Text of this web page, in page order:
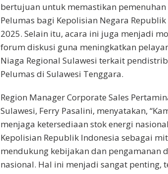
bertujuan untuk memastikan
Pelumas bagi Kepolisian Negara
2025. Selain itu, acara ini juga menjadi
forum diskusi guna meningkatkan
Niaga Regional Sulawesi terkait
Pelumas di Sulawesi Tenggara.
Region Manager Corporate Sales
Sulawesi, Ferry Pasalini, menyatakan,
menjaga ketersediaan stok energi
Kepolisian Republik Indonesia sebagai
mendukung kebijakan dan pengamanan
nasional. Hal ini menjadi sangat penting,